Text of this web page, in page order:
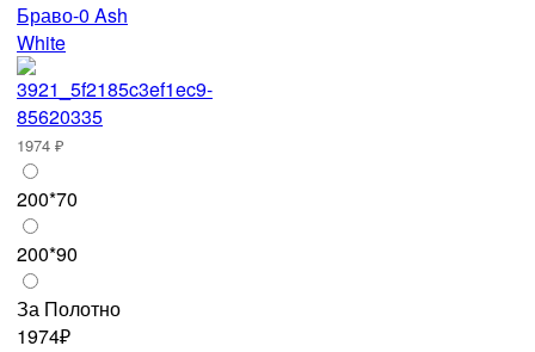
Браво-0 Ash
White
1974 ₽
200*70
200*90
За Полотно
1974₽